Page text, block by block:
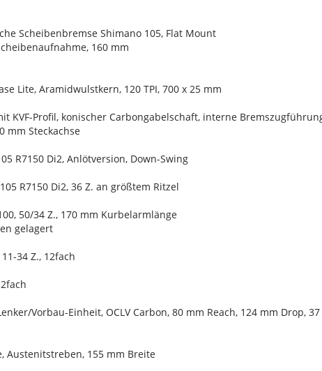
Scheibenbremse Shimano 105, Flat Mount
160 mm
Lite, Aramidwulstkern, 120 TPI, 700 x 25 mm
KVF-Profil, konischer Carbongabelschaft, interne
mm Steckachse
R7150 Di2, Anlötversion, Down-Swing
R7150 Di2, 36 Z. an größtem Ritzel
50/34 Z., 170 mm Kurbelarmlänge
gelagert
34 Z., 12fach
Vorbau-Einheit, OCLV Carbon, 80 mm Reach, 124 mm Drop,
Austenitstreben, 155 mm Breite